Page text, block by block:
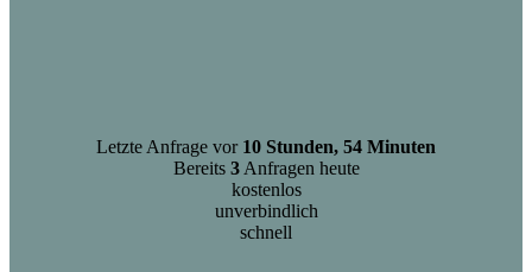
Letzte Anfrage vor 10 Stunden, 54 Minuten
Bereits 3Anfragen heute
kostenlos
unverbindlich
schnell